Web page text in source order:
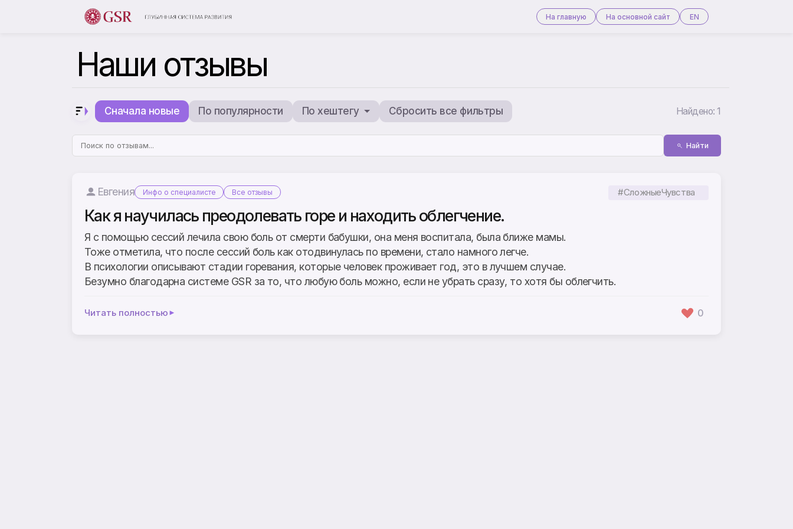
На главную На основной сайт EN
Наши отзывы
Сначала новые По популярности По хештегу Сбросить все фильтры Найдено: 1
Найти
Евгения Инфо о специалисте Все отзывы #СложныеЧувства
Как я научилась преодолевать горе и находить облегчение.
Я с помощью сессий лечила свою боль от смерти бабушки, она меня воспитала, была ближе мамы.
Тоже отметила, что после сессий боль как отодвинулась по времени, стало намного легче.
В психологии описывают стадии горевания, которые человек проживает год, это в лучшем случае.
Безумно благодарна системе GSR за то, что любую боль можно, если не убрать сразу, то хотя бы облегчить.
Читать полностью 0